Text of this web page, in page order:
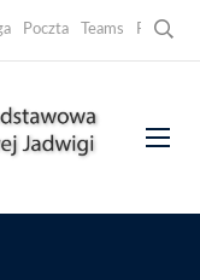
Poczta Teams Facebook